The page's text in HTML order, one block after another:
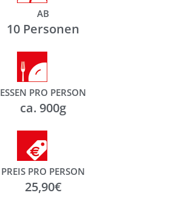
AB
10 Personen
ESSEN PRO PERSON
ca. 900g
PREIS PRO PERSON
25,90€